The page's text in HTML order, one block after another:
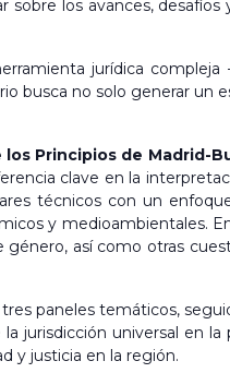
los avances,
jurídica compleja
no solo generar un
Principios de Madrid-
clave en la
técnicos con un
y medioambientales.
así como otras
paneles temáticos,
jurisdicción universal en
y justicia en la región.